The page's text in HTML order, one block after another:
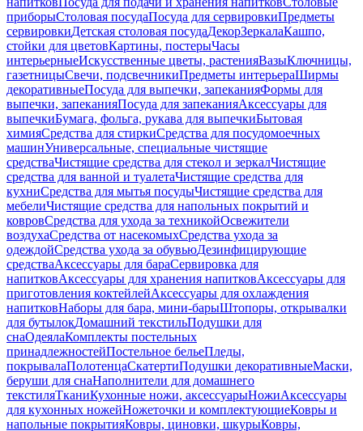
приборыСтоловая посудаПосуда для сервировкиПредметы
сервировкиДетская столовая посудаДекорЗеркалаКашпо,
стойки для цветовКартины, постерыЧасы
интерьерныеИскусственные цветы, растенияВазыКлючницы,
газетницыСвечи, подсвечникиПредметы интерьераШирмы
декоративныеПосуда для выпечки, запеканияФормы для
выпечки, запеканияПосуда для запеканияАксессуары для
выпечкиБумага, фольга, рукава для выпечкиБытовая
химияСредства для стиркиСредства для посудомоечных
машинУниверсальные, специальные чистящие
средстваЧистящие средства для стекол и зеркалЧистящие
средства для ванной и туалетаЧистящие средства для
кухниСредства для мытья посудыЧистящие средства для
мебелиЧистящие средства для напольных покрытий и
ковровСредства для ухода за техникойОсвежители
воздухаСредства от насекомыхСредства ухода за
одеждойСредства ухода за обувьюДезинфицирующие
средстваАксессуары для бараСервировка для
напитковАксессуары для хранения напитковАксессуары для
приготовления коктейлейАксессуары для охлаждения
напитковНаборы для бара, мини-барыШтопоры, открывалки
для бутылокДомашний текстильПодушки для
снаОдеялаКомплекты постельных
принадлежностейПостельное бельеПледы,
покрывалаПолотенцаСкатертиПодушки декоративныеМаски,
беруши для снаНаполнители для домашнего
текстиляТканиКухонные ножи, аксессуарыНожиАксессуары
для кухонных ножейНожеточки и комплектующиеКовры и
напольные покрытияКовры, циновки, шкурыКовры,